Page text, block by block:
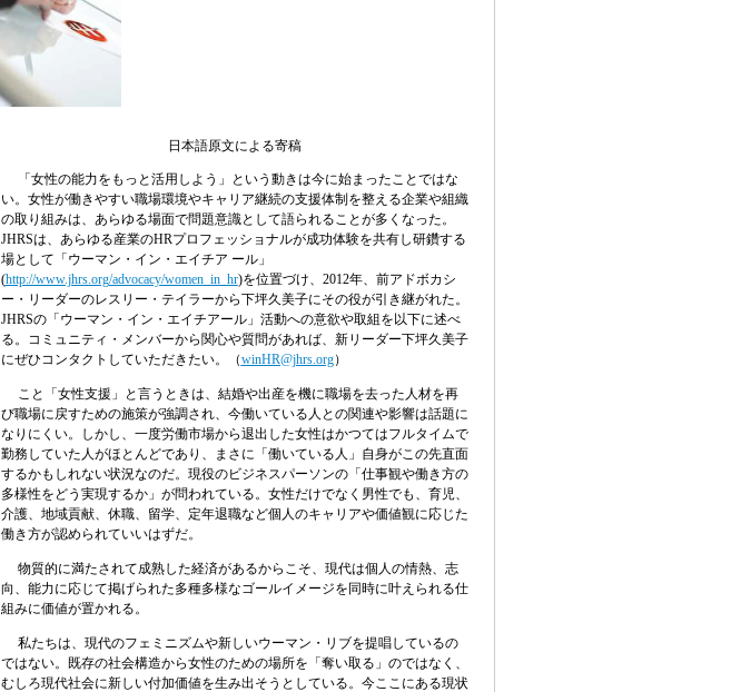
日本語原文による寄稿
「女性の能力をもっと活用しよう」という動きは今に始まったことではな
い。女性が働きやすい職場環境やキャリア継続の支援体制を整える企業や組織
の取り組みは、あらゆる場面で問題意識として語られることが多くなった。
JHRSは、あらゆる産業のHRプロフェッショナルが成功体験を共有し研鑽する
場として「ウーマン・イン・エイチア ール」
(http://www.jhrs.org/advocacy/women_in_hr)を位置づけ、 2012年、前アドボカシ
ー・リーダーのレスリー・テイラーから下坪久美子にその役が引き継がれた。
JHRSの「ウーマン・イン・エイチアール」活動への意欲や取組を以下に述べ
る。コミュニティ・メンバーから関心や質問があれば、新リーダー下坪久美子
にぜひコンタクトしていただきたい。（winHR@jhrs.org）
こと「女性支援」と言うときは、結婚や出産を機に職場を去った人材を再
び職場に戻すための施策が強調され、今働いている人との関連や影響は話題に
なりにくい。しかし、一度労働市場から退出した女性はかつてはフルタイムで
勤務していた人がほとんどであり、まさに「働いている人」自身がこの先直面
するかもしれない状況なのだ。現役のビジネスパーソンの「仕事観や働き方の
多様性をどう実現するか」が問われている。女性だけでなく男性でも、育児、
介護、地域貢献、休職、留学、定年退職など個人のキャリアや価値観に応じた
働き方が認められていいはずだ。
物質的に満たされて成熟した経済があるからこそ、現代は個人の情熱、志
向、能力に応じて掲げられた多種多様なゴールイメージを同時に叶えられる仕
組みに価値が置かれる。
私たちは、現代のフェミニズムや新しいウーマン・リブを提唱しているの
ではない。既存の社会構造から女性のための場所を「奪い取る」のではなく、
むしろ現代社会に新しい付加価値を生み出そうとしている。今ここにある現状